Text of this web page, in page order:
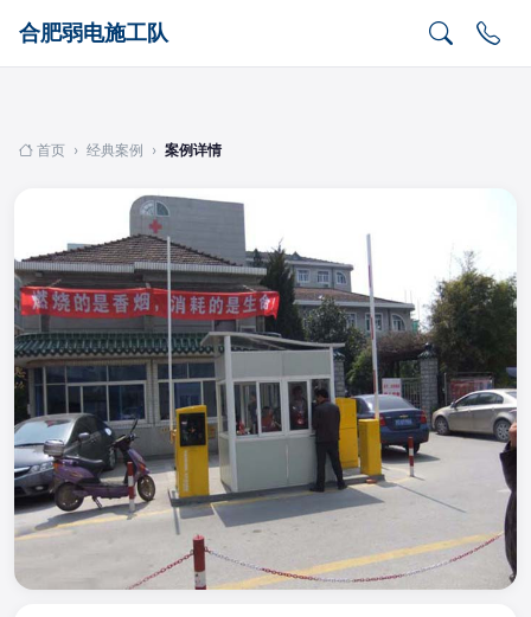
合肥弱电施工队
首页 › 经典案例 › 案例详情